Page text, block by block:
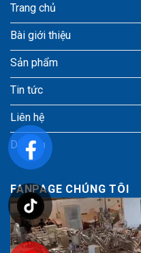
Trang chủ
Bài giới thiệu
Sản phẩm
Tin tức
Liên hệ
Dịch vụ
FANPAGE CHÚNG TÔI